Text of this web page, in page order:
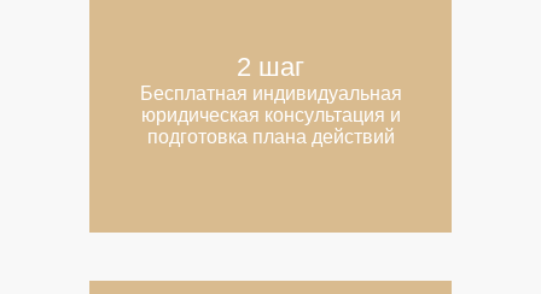
2 шаг
Бесплатная индивидуальная
юридическая консультация и
подготовка плана действий